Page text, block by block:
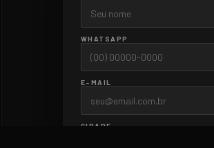
WHATSAPP
E-MAIL
CIDADE